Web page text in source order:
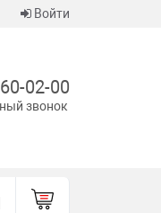
Войти
02-00
звонок